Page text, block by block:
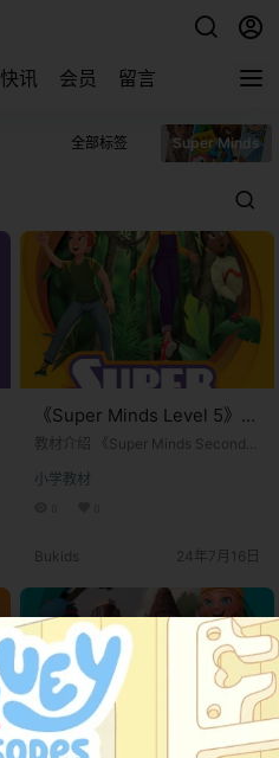
快讯 会员 留言
全部标签 Super Minds
《Super Minds Level 5》剑
桥Super Minds第二版 第5
教材介绍 《Super Minds Second E
套多级别的英语教材系列，专为儿
多彩的故事、互动活动和项目工
n》激发学生的学习兴趣，培养他们
的批判性思维和创造力。 出版社介
绍 剑桥大学出版社（Cambridge
U…
小学教材
Bukids 24年7月16日